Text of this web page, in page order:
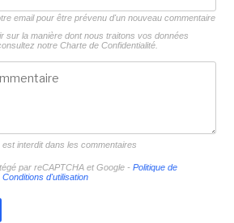
email pour être prévenu d'un nouveau commentaire
sur la manière dont nous traitons vos données
notre Charte de Confidentialité.
interdit dans les commentaires
par reCAPTCHA et Google - Politique de
Conditions d'utilisation